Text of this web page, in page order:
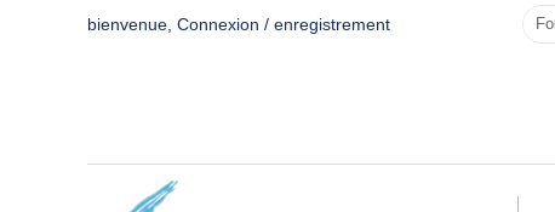
bienvenue, Connexion / enregistrement